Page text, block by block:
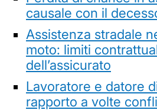
causale con il
Assistenza stradale
moto: limiti
dell’assicurato
Lavoratore e datore
rapporto a volte